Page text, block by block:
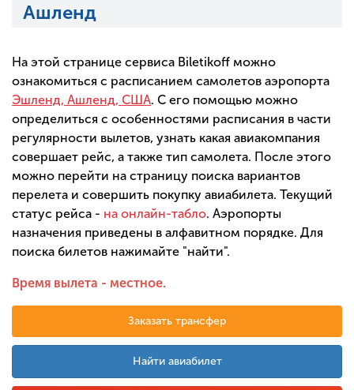
Ашленд
На этой странице сервиса Biletikoff можно
ознакомиться с расписанием самолетов аэропорта
Эшленд, Ашленд, США. С его помощью можно
определиться с особенностями расписания в части
регулярности вылетов, узнать какая авиакомпания
совершает рейс, а также тип самолета. После этого
можно перейти на страницу поиска вариантов
перелета и совершить покупку авиабилета. Текущий
статус рейса - на онлайн-табло. Аэропорты
назначения приведены в алфавитном порядке. Для
поиска билетов нажимайте "найти".
Время вылета - местное.
Заказать трансфер
Найти авиабилет